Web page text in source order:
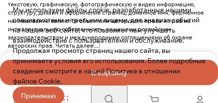
В корзину
Мы используем файлы cookie, разработанные нашими
специалистами и третьими лицами, для анализа событий
на нашем веб-сайте, что позволяет нам улучшать
взаимодействие с пользователями и обслуживание.
Продолжая просмотр страниц нашего сайта, вы
принимаете условия его использования. Более подробные
сведения смотрите в нашейПолитике в отношении
файлов Cookie.
Принимаю
текстовую, графическую, фотографическую и видео информацию,
структуру, дизайн и оформление страниц, доменное имя, фирменное
наименование являются объектами авторского права и прав на
интеллектуальную собственность, защищены российским
законодательством и международными соглашениями об охране
авторских прав. Читать далее